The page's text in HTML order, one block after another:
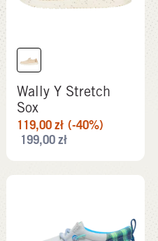
Wally Y Stretch
Sox
119,00zł (-40%)
199,00zł